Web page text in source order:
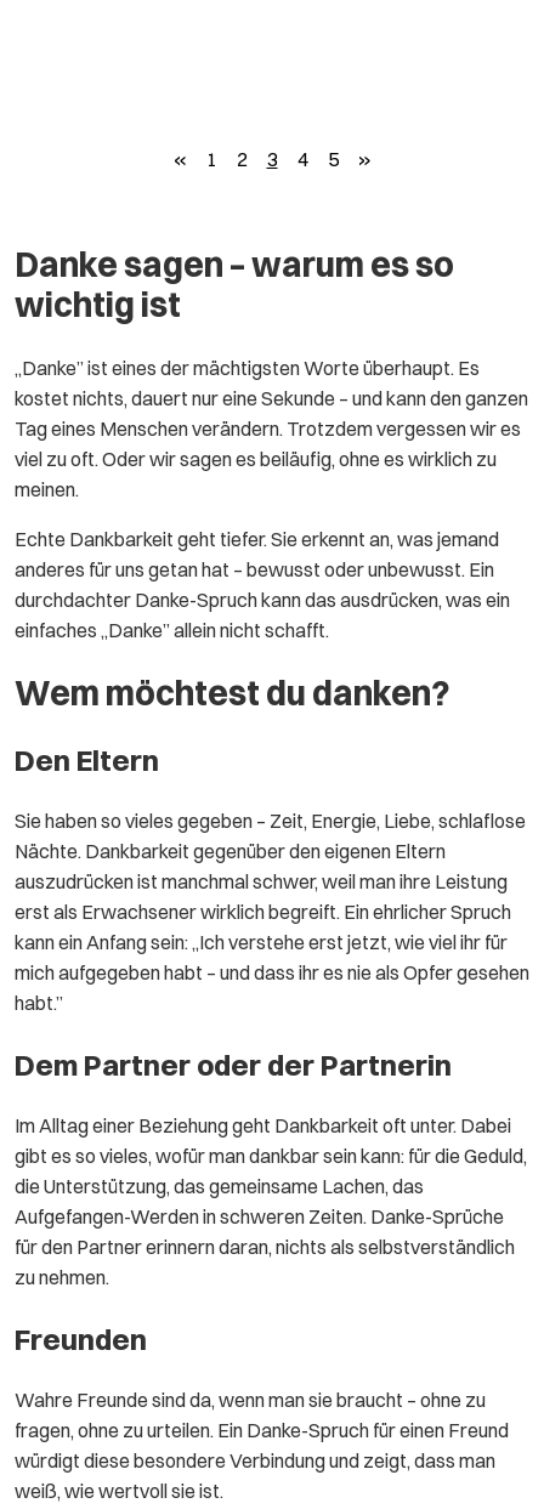
«zurück
1 2 3 4 5 »weiter
Danke sagen – warum es so
wichtig ist
„Danke” ist eines der mächtigsten Worte überhaupt. Es
kostet nichts, dauert nur eine Sekunde – und kann den ganzen
Tag eines Menschen verändern. Trotzdem vergessen wir es
viel zu oft. Oder wir sagen es beiläufig, ohne es wirklich zu
meinen.
Echte Dankbarkeit geht tiefer. Sie erkennt an, was jemand
anderes für uns getan hat – bewusst oder unbewusst. Ein
durchdachter Danke-Spruch kann das ausdrücken, was ein
einfaches „Danke” allein nicht schafft.
Wem möchtest du danken?
Den Eltern
Sie haben so vieles gegeben – Zeit, Energie, Liebe, schlaflose
Nächte. Dankbarkeit gegenüber den eigenen Eltern
auszudrücken ist manchmal schwer, weil man ihre Leistung
erst als Erwachsener wirklich begreift. Ein ehrlicher Spruch
kann ein Anfang sein: „Ich verstehe erst jetzt, wie viel ihr für
mich aufgegeben habt – und dass ihr es nie als Opfer gesehen
habt.”
Dem Partner oder der Partnerin
Im Alltag einer Beziehung geht Dankbarkeit oft unter. Dabei
gibt es so vieles, wofür man dankbar sein kann: für die Geduld,
die Unterstützung, das gemeinsame Lachen, das
Aufgefangen-Werden in schweren Zeiten. Danke-Sprüche
für den Partner erinnern daran, nichts als selbstverständlich
zu nehmen.
Freunden
Wahre Freunde sind da, wenn man sie braucht – ohne zu
fragen, ohne zu urteilen. Ein Danke-Spruch für einen Freund
würdigt diese besondere Verbindung und zeigt, dass man
weiß, wie wertvoll sie ist.